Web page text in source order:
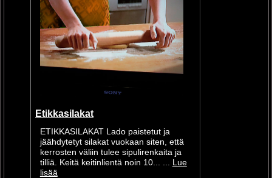
Etikkasilakat
ETIKKASILAKAT Lado paistetut ja
jäähdytetyt silakat vuokaan siten, että
kerrosten väliin tulee sipulirenkaita ja
tilliä. Keitä keitinlientä noin 10... ...
Lue
lisää